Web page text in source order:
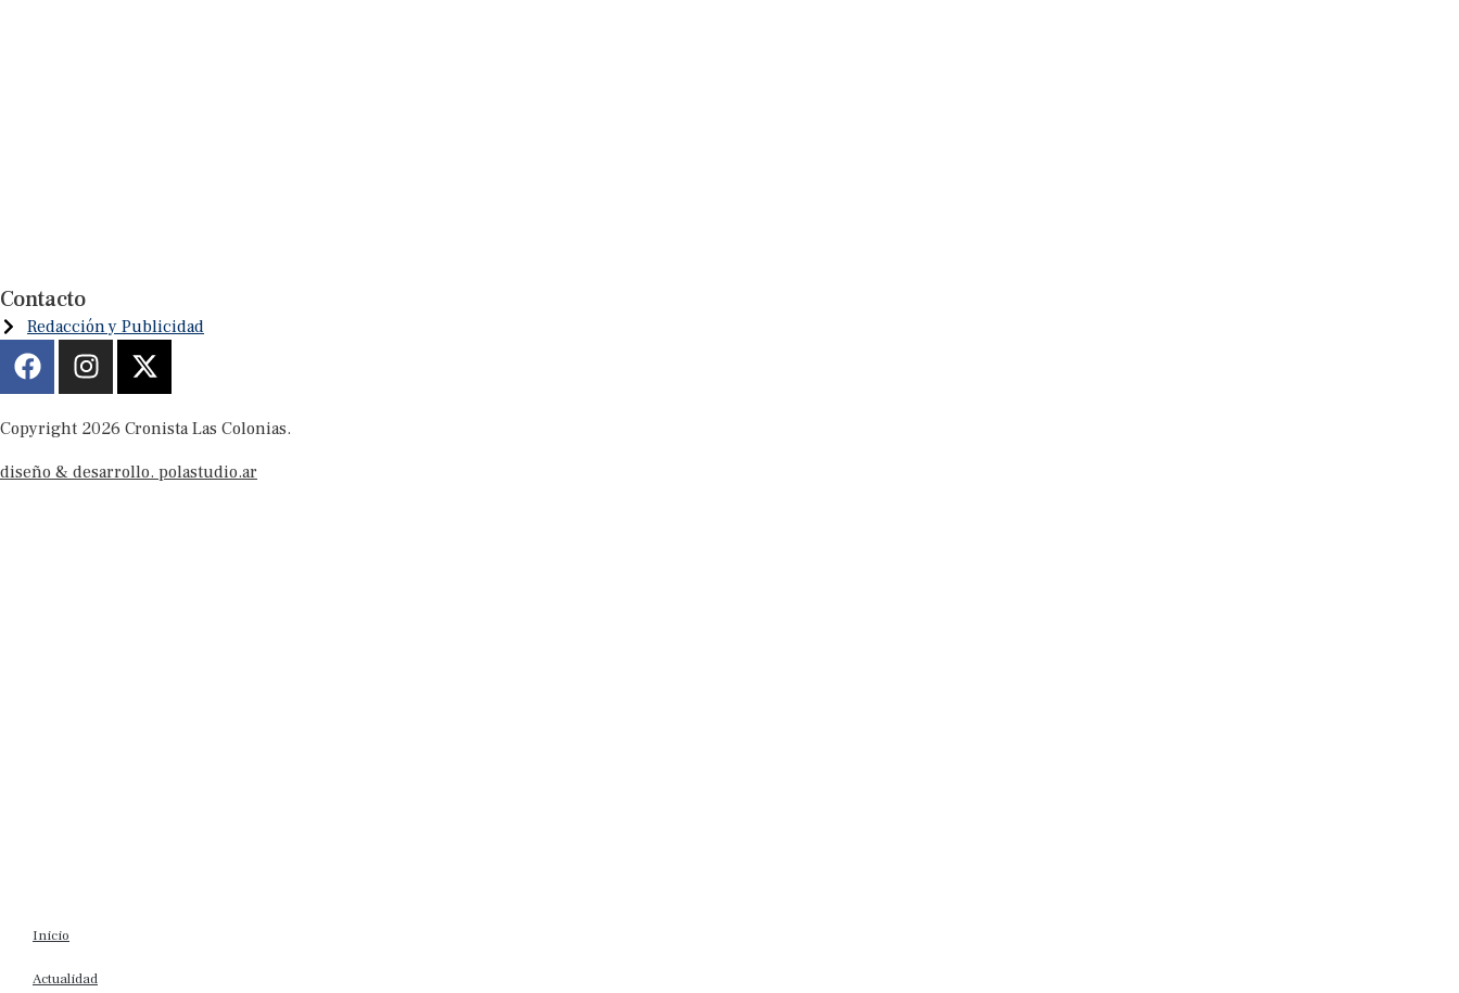
Contacto
Redacción y Publicidad
Copyright 2026 Cronista Las Colonias.
diseño & desarrollo. polastudio.ar
Inicio
Actualidad